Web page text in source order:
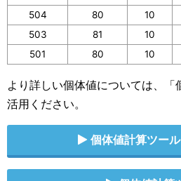
504
80 10
503
81 10
501
80 10
より詳しい個体値については、
活用ください。
個体値計算ツール